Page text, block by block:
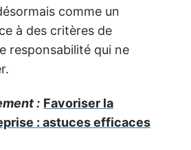
comme un
à des critères de
responsabilité qui ne
: Favoriser la
: astuces efficaces